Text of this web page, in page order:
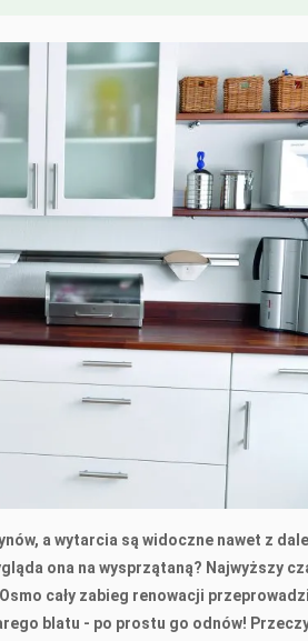
a wytarcia są widoczne nawet z
ona na wysprzątaną? Najwyższy
cały zabieg renowacji
blatu - po prostu go odnów!